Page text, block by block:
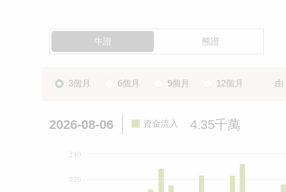
牛證 熊證
3個月 6個月 9個月 12個月 由
2026-08-06 資金流入 4.35千萬
120
240